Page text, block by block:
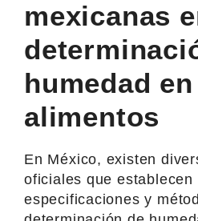
mexicanas
humedad en
alimentos
En México, existen
oficiales que establecen
especificaciones y